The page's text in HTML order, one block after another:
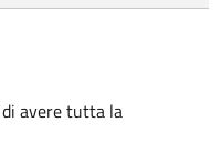
di avere tutta la